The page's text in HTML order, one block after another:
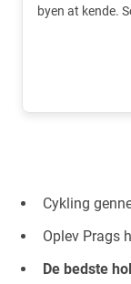
byen at kende.
Cykling
Oplev Prags
De bedste